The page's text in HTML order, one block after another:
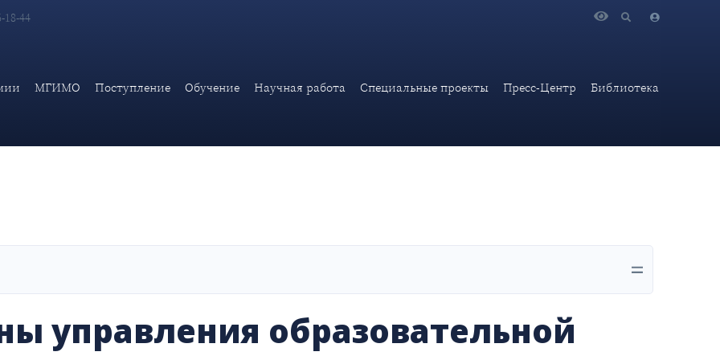
18-44
МГИМО Поступление Обучение Научная работа Специальные проекты Пресс-Центр Библиотека
и органы управления образовательной организацией
управления образовательной